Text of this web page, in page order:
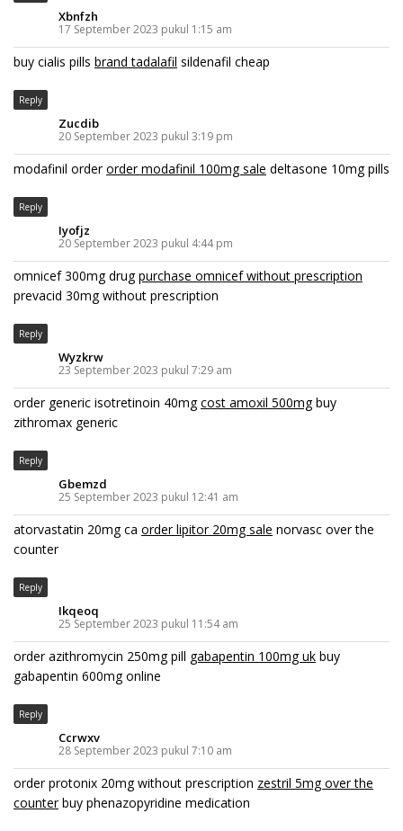
Xbnfzh
17 September 2023 pukul 1:15 am
buy cialis pills brand tadalafil sildenafil cheap
Reply
Zucdib
20 September 2023 pukul 3:19 pm
modafinil orderorder modafinil 100mg sale deltasone 10mg pills
Reply
Iyofjz
20 September 2023 pukul 4:44 pm
omnicef 300mg drugpurchase omnicef without prescription
prevacid 30mg without prescription
Reply
Wyzkrw
23 September 2023 pukul 7:29 am
order generic isotretinoin 40mgcost amoxil 500mgbuy
zithromax generic
Reply
Gbemzd
25 September 2023 pukul 12:41 am
atorvastatin 20mg ca order lipitor 20mg sale norvasc over the
counter
Reply
Ikqeoq
25 September 2023 pukul 11:54 am
order azithromycin 250mg pill gabapentin 100mg uk buy
gabapentin 600mg online
Reply
Ccrwxv
28 September 2023 pukul 7:10 am
order protonix 20mg without prescription zestril 5mg over the
counterbuy phenazopyridine medication